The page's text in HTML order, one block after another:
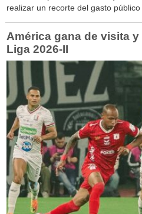
realizar un recorte del gasto
América gana de visita
Liga 2026-II